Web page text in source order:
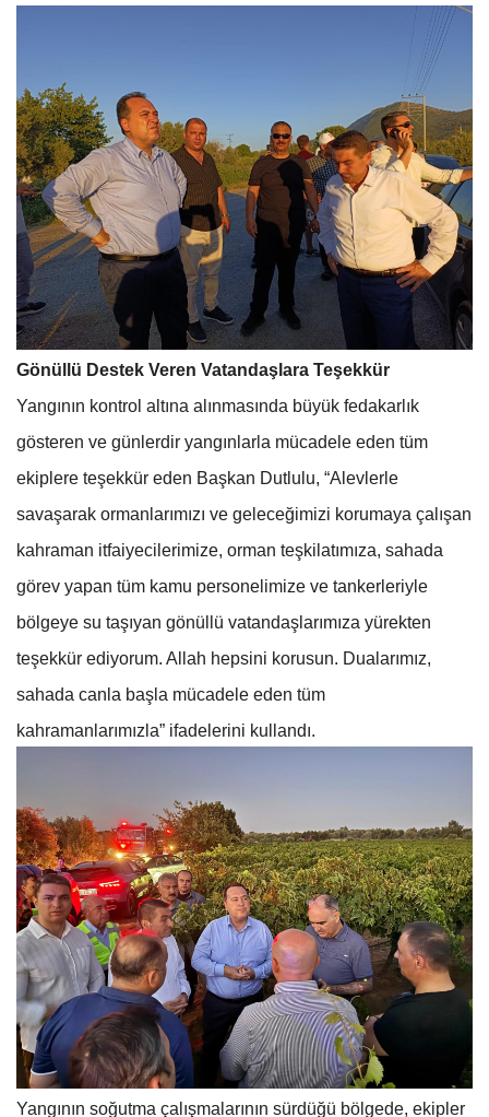
Gönüllü Destek Veren Vatandaşlara Teşekkür
Yangının kontrol altına alınmasında büyük fedakarlık
gösteren ve günlerdir yangınlarla mücadele eden tüm
ekiplere teşekkür eden Başkan Dutlulu, “Alevlerle
savaşarak ormanlarımızı ve geleceğimizi korumaya çalışan
kahraman itfaiyecilerimize, orman teşkilatımıza, sahada
görev yapan tüm kamu personelimize ve tankerleriyle
bölgeye su taşıyan gönüllü vatandaşlarımıza yürekten
teşekkür ediyorum. Allah hepsini korusun. Dualarımız,
sahada canla başla mücadele eden tüm
kahramanlarımızla” ifadelerini kullandı.
Yangının soğutma çalışmalarının sürdüğü bölgede, ekipler